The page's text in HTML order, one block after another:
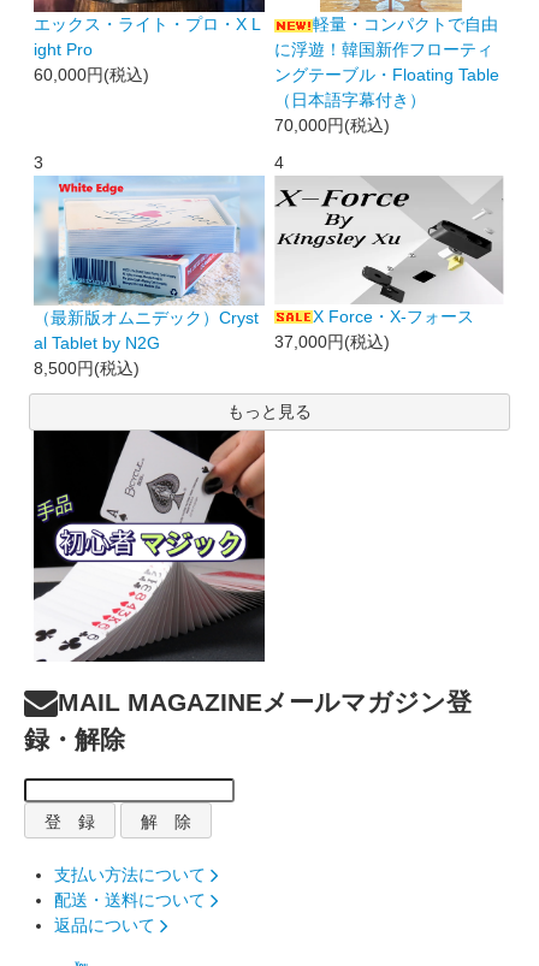
エックス・ライト・プロ・X L
ight Pro
60,000円(税込)
軽量・コンパクトで自由
に浮遊！韓国新作フローティ
ングテーブル・Floating Table
（日本語字幕付き）
70,000円(税込)
3
（最新版オムニデック）Cryst
al Tablet by N2G
8,500円(税込)
4
X Force・X-フォース
37,000円(税込)
もっと見る
MAIL MAGAZINEメールマガジン登
録・解除
支払い方法について
配送・送料について
返品について